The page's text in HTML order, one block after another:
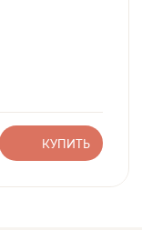
КУПИТЬ